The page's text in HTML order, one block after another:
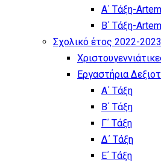
Α΄ Τάξη-
Β΄ Τάξη-
Σχολικό έτος 2022-2023
Εργαστήρια
Α΄ Τάξη
Β΄ Τάξη
Γ΄ Τάξη
Δ΄ Τάξη
Ε΄ Τάξη